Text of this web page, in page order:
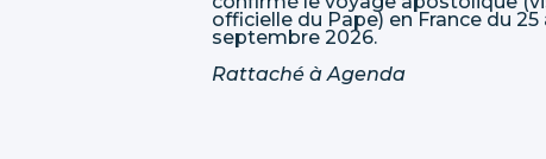
officielle du Pape) en France du 25
septembre 2026.
Rattaché à Agenda